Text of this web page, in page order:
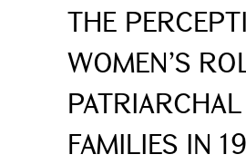
THE
WOMEN’S
PATRIARCHAL
FAMILIES IN